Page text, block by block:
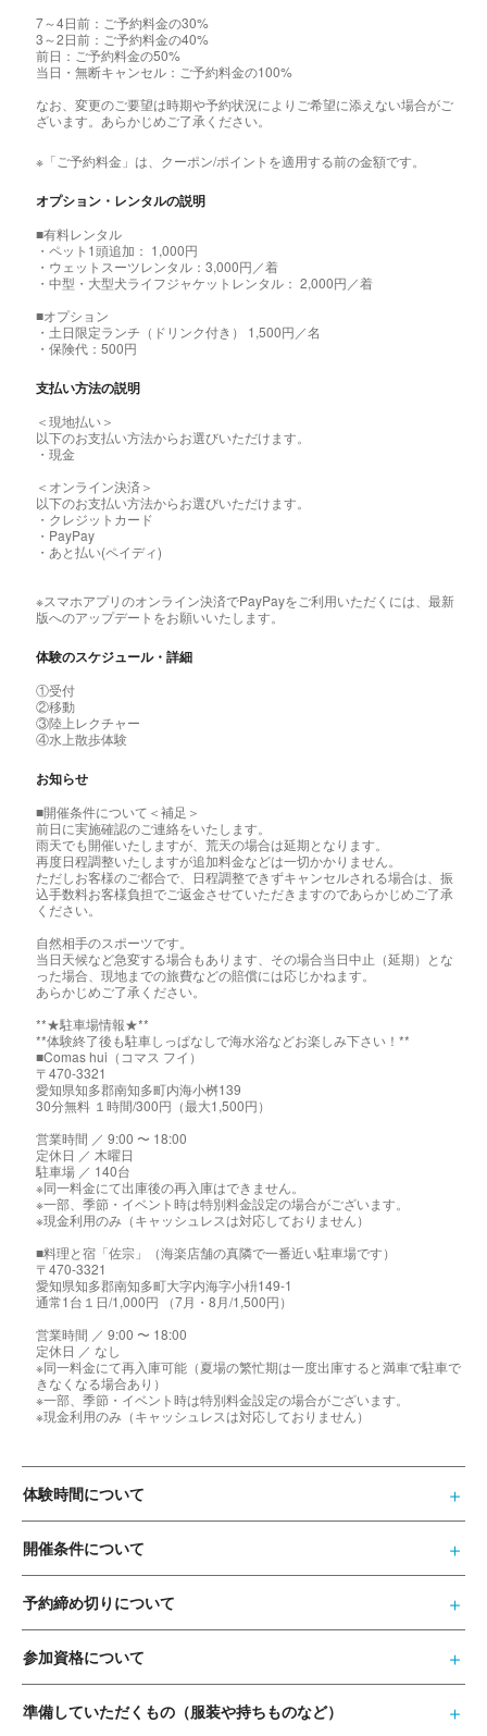
7～4日前：ご予約料金の30%
3～2日前：ご予約料金の40%
前日：ご予約料金の50%
当日・無断キャンセル：ご予約料金の100%
なお、変更のご要望は時期や予約状況によりご希望に添えない場合がご
ざいます。あらかじめご了承ください。
※「ご予約料金」は、クーポン/ポイントを適用する前の金額です。
オプション・レンタルの説明
■有料レンタル
・ペット1頭追加： 1,000円
・ウェットスーツレンタル：3,000円／着
・中型・大型犬ライフジャケットレンタル： 2,000円／着
■オプション
・土日限定ランチ（ドリンク付き） 1,500円／名
・保険代：500円
支払い方法の説明
＜現地払い＞
以下のお支払い方法からお選びいただけます。
・現金
＜オンライン決済＞
以下のお支払い方法からお選びいただけます。
・クレジットカード
・PayPay
・あと払い(ペイディ)
※スマホアプリのオンライン決済でPayPayをご利用いただくには、最新
版へのアップデートをお願いいたします。
体験のスケジュール・詳細
①受付
②移動
③陸上レクチャー
④水上散歩体験
お知らせ
■開催条件について＜補足＞
前日に実施確認のご連絡をいたします。
雨天でも開催いたしますが、荒天の場合は延期となります。
再度日程調整いたしますが追加料金などは一切かかりません。
ただしお客様のご都合で、日程調整できずキャンセルされる場合は、振
込手数料お客様負担でご返金させていただきますのであらかじめご了承
ください。
自然相手のスポーツです。
当日天候など急変する場合もあります、その場合当日中止（延期）とな
った場合、現地までの旅費などの賠償には応じかねます。
あらかじめご了承ください。
**★駐車場情報★**
**体験終了後も駐車しっぱなしで海水浴などお楽しみ下さい！**
■Comas hui（コマス フイ）
〒470-3321
愛知県知多郡南知多町内海小桝139
30分無料 １時間/300円（最大1,500円）
営業時間 ／ 9:00 〜 18:00
定休日 ／ 木曜日
駐車場 ／ 140台
※同一料金にて出庫後の再入庫はできません。
※一部、季節・イベント時は特別料金設定の場合がございます。
※現金利用のみ（キャッシュレスは対応しておりません）
■料理と宿「佐宗」（海楽店舗の真隣で一番近い駐車場です）
〒470-3321
愛知県知多郡南知多町大字内海字小枡149-1
通常1台１日/1,000円 （7月・8月/1,500円）
営業時間 ／ 9:00 〜 18:00
定休日 ／ なし
※同一料金にて再入庫可能（夏場の繁忙期は一度出庫すると満車で駐車で
きなくなる場合あり）
※一部、季節・イベント時は特別料金設定の場合がございます。
※現金利用のみ（キャッシュレスは対応しておりません）
体験時間について
開催条件について
予約締め切りについて
参加資格について
準備していただくもの（服装や持ちものなど）